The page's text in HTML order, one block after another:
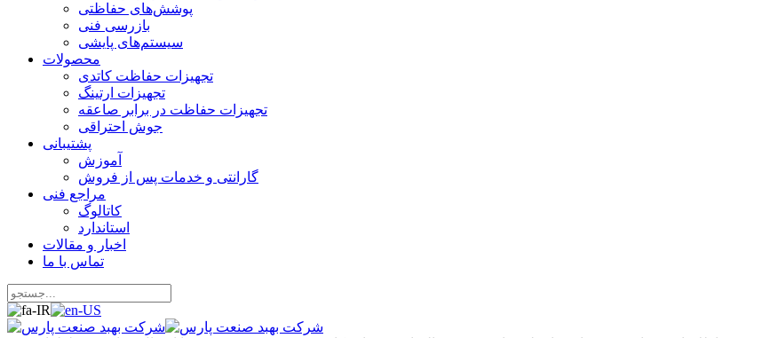
پوشش‌های حفاظتی
بازرسی فنی
سیستم‌های پایشی
محصولات
تجهیزات حفاظت کاتدی
تجهیزات ارتینگ
تجهیزات حفاظت در برابر صاعقه
جوش احتراقی
پشتیبانی
آموزش
گارانتی و خدمات پس از فروش
مراجع فنی
کاتالوگ
استاندارد
اخبار و مقالات
تماس با ما